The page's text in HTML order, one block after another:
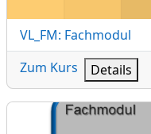
Kursname
VL_FM: Fachmodul
Zum Kurs
Details
Fachmodul: Einführung